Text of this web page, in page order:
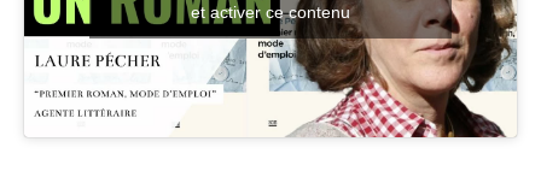
et activer ce contenu